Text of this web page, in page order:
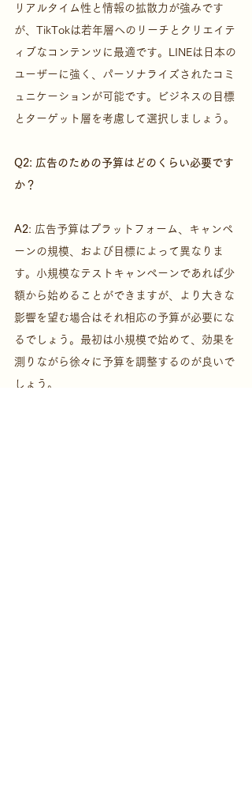
リアルタイム性と情報の拡散力が強みです
が、TikTokは若年層へのリーチとクリエイテ
ィブなコンテンツに最適です。LINEは日本の
ユーザーに強く、パーソナライズされたコミ
ュニケーションが可能です。ビジネスの目標
とターゲット層を考慮して選択しましょう。
Q2: 広告のための予算はどのくらい必要です
か？
A2: 広告予算はプラットフォーム、キャンペ
ーンの規模、および目標によって異なりま
す。小規模なテストキャンペーンであれば少
額から始めることができますが、より大きな
影響を望む場合はそれ相応の予算が必要にな
るでしょう。最初は小規模で始めて、効果を
測りながら徐々に予算を調整するのが良いで
しょう。